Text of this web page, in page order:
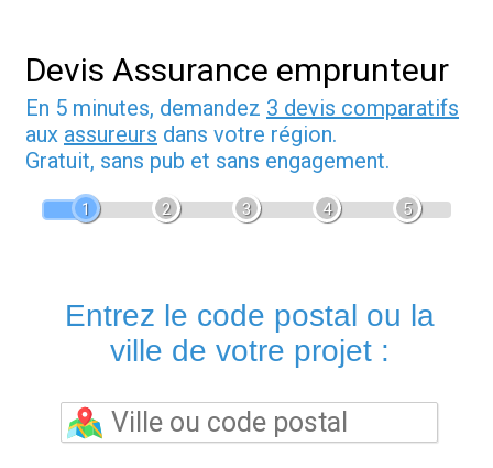
Devis Assurance emprunteur
En 5 minutes, demandez 3 devis comparatifs
aux assureurs dans votre région.
Gratuit, sans pub et sans engagement.
1 2 3 4 5
Entrez le code postal ou la
ville de votre projet :